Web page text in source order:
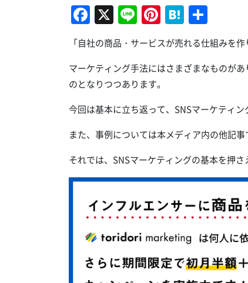
Facebook
X LinePinterest
Hatena
有
「自社の商品・サービスが売れる仕組みを
マーケティング手法にはさまざまなものが
のとなりつつあります。
今回は基本に立ち返って、SNSマーケティ
また、事例については本メディア内の他記
それでは、SNSマーケティングの基本を押さ